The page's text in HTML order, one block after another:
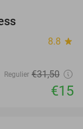
8.8 star
Regulier €31,50
€15